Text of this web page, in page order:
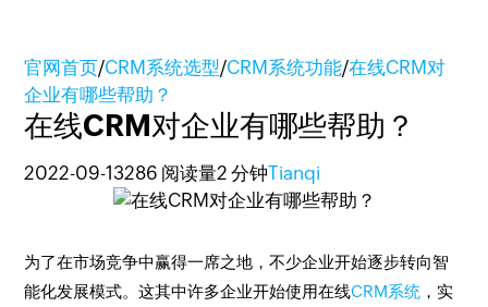
官网首页/CRM系统选型/CRM系统功能/在线CRM对
企业有哪些帮助？
在线CRM对企业有哪些帮助？
2022-09-13286 阅读量2 分钟Tianqi
为了在市场竞争中赢得一席之地，不少企业开始逐步转向智
能化发展模式。这其中许多企业开始使用在线CRM系统 ，实